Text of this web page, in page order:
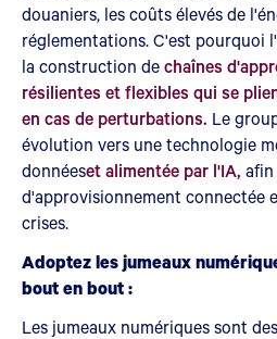
douaniers, les coûts élevés de
réglementations. C'est pourquoi
la construction dechaînes
résilientes et flexibles qui se
en cas de perturbations. Le
évolution vers une technologie
donnéeset alimentée par l'IA, afin
d'approvisionnement connectée
crises.
Adoptez les jumeaux
bout en bout :
Les jumeaux numériques sont